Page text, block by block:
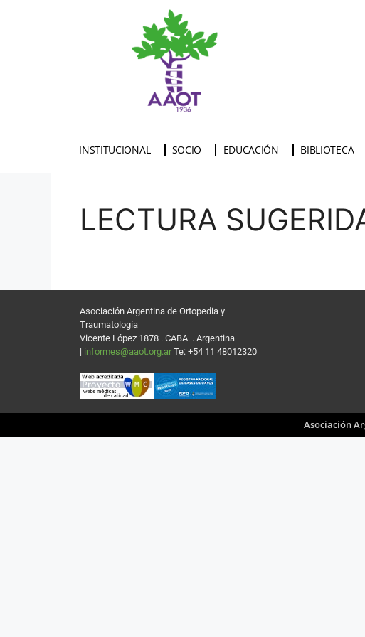
INSTITUCIONAL SOCIO EDUCACIÓN BIBLIOTECA
LECTURA
Asociación Argentina de Ortopedia y
Traumatología
Vicente López 1878 . CABA. . Argentina
| informes@aaot.org.ar Te: +54 11 48012320
Asociación